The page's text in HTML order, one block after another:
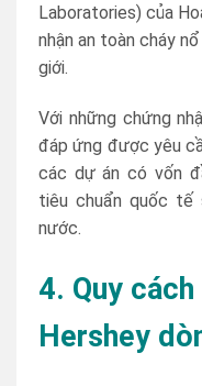
Laboratories) của
nhận an toàn cháy
giới.
Với những chứng
đáp ứng được yêu
các dự án có vốn
tiêu chuẩn quốc tế
nước.
4. Quy cách
Hershey